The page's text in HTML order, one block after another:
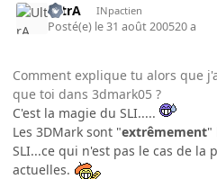
UltrA INpactien
Posté(e) le 31 août 200520 a
Comment explique tu alors que
que toi dans 3dmark05 ?
C'est la magie du SLI.....
Les 3DMark sont "extrêmement"
SLI...ce qui n'est pas le cas de la
actuelles.